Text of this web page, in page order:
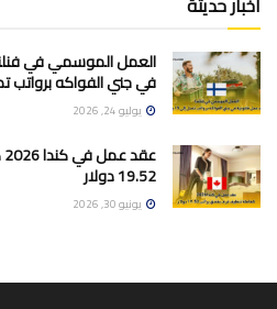
في جني الفواكه برواتب تصل إلى 15
يوليو 24, 2026
19.52 دولار
يونيو 30, 2026